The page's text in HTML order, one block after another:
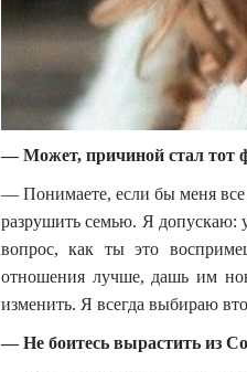
— Может, причиной стал тот
— Понимаете, если бы меня все
разрушить семью. Я допускаю:
вопрос, как ты это
отношения лучше, дашь им
изменить. Я всегда выбираю
— Не боитесь вырастить из